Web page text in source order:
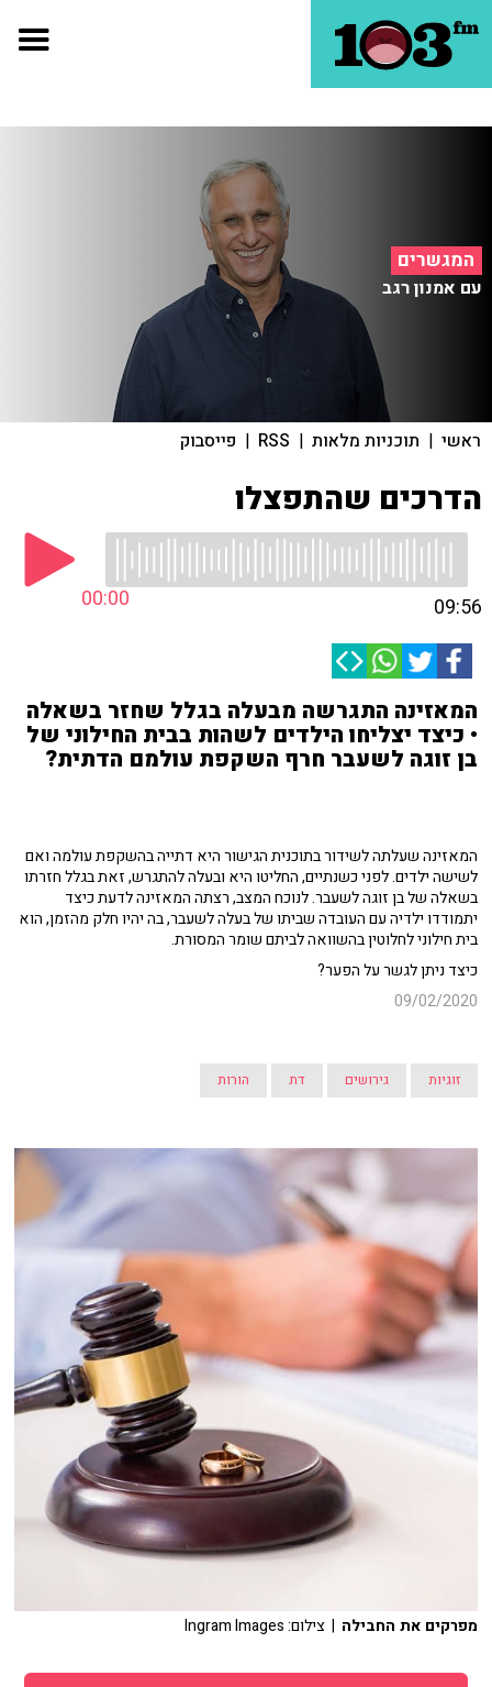
המגשרים
עם אמנון רגב
ראשי | תוכניות מלאות |
RSS
| פייסבוק
הדרכים שהתפצלו
00:00 09:56
המאזינה התגרשה מבעלה בגלל שחזר בשאלה
• כיצד יצליחו הילדים לשהות בבית החילוני של
בן זוגה לשעבר חרף השקפת עולמם הדתית?
המאזינה שעלתה לשידור בתוכנית הגישור היא דתייה בהשקפת עולמה ואם
לשישה ילדים. לפני כשנתיים, החליטו היא ובעלה להתגרש, זאת בגלל חזרתו
בשאלה של בן זוגה לשעבר. לנוכח המצב, רצתה המאזינה לדעת כיצד
יתמודדו ילדיה עם העובדה שביתו של בעלה לשעבר, בה יהיו חלק מהזמן, הוא
בית חילוני לחלוטין בהשוואה לביתם שומר המסורת.
כיצד ניתן לגשר על הפער?
09/02/2020
זוגיות גירושים דת הורות
מפרקים את החבילה | צילום: Ingram Images